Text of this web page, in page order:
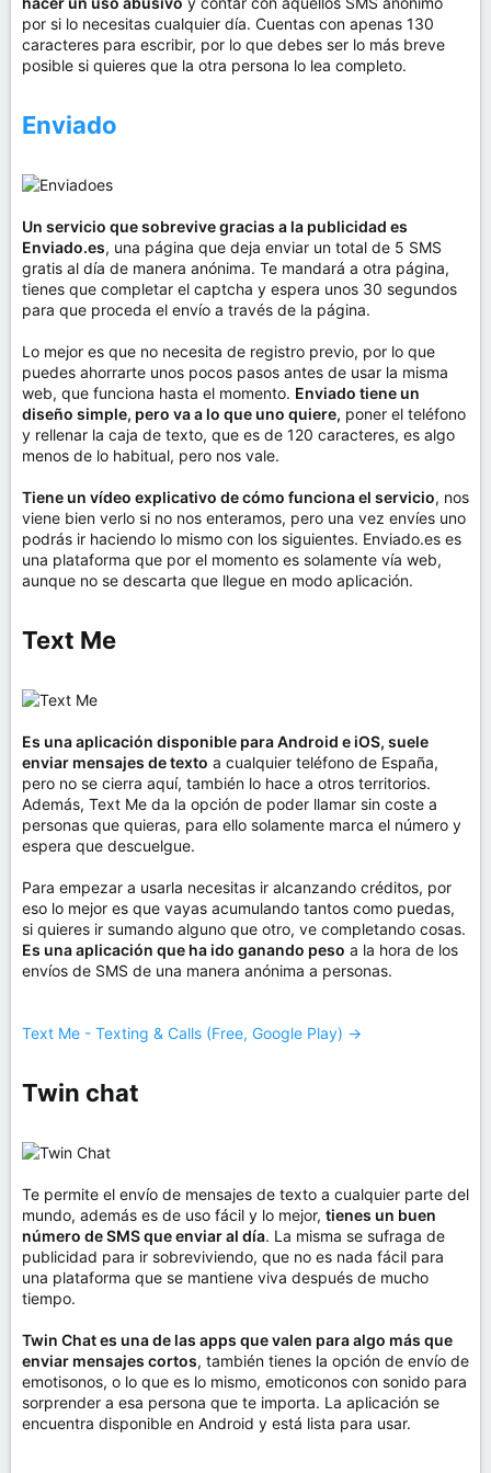
por si lo necesitas cualquier día. Cuentas con apenas 130
caracteres para escribir, por lo que debes ser lo más breve
posible si quieres que la otra persona lo lea completo.
Enviado
Un servicio que sobrevive gracias a la publicidad es
Enviado.es, una página que deja enviar un total de 5 SMS
gratis al día de manera anónima. Te mandará a otra página,
tienes que completar el captcha y espera unos 30 segundos
para que proceda el envío a través de la página.
Lo mejor es que no necesita de registro previo, por lo que
puedes ahorrarte unos pocos pasos antes de usar la misma
web, que funciona hasta el momento. Enviado tiene un
diseño simple, pero va a lo que uno quiere, poner el teléfono
y rellenar la caja de texto, que es de 120 caracteres, es algo
menos de lo habitual, pero nos vale.
Tiene un vídeo explicativo de cómo funciona el servicio, nos
viene bien verlo si no nos enteramos, pero una vez envíes uno
podrás ir haciendo lo mismo con los siguientes. Enviado.es es
una plataforma que por el momento es solamente vía web,
aunque no se descarta que llegue en modo aplicación.
Text Me​
Es una aplicación disponible para Android e iOS, suele
enviar mensajes de texto a cualquier teléfono de España,
pero no se cierra aquí, también lo hace a otros territorios.
Además, Text Me da la opción de poder llamar sin coste a
personas que quieras, para ello solamente marca el número y
espera que descuelgue.
Para empezar a usarla necesitas ir alcanzando créditos, por
eso lo mejor es que vayas acumulando tantos como puedas,
si quieres ir sumando alguno que otro, ve completando cosas.
Es una aplicación que ha ido ganando peso a la hora de los
envíos de SMS de una manera anónima a personas.
Text Me - Texting & Calls (Free, Google Play) →
Twin chat​
Te permite el envío de mensajes de texto a cualquier parte del
mundo, además es de uso fácil y lo mejor, tienes un buen
número de SMS que enviar al día. La misma se sufraga de
publicidad para ir sobreviviendo, que no es nada fácil para
una plataforma que se mantiene viva después de mucho
tiempo.
Twin Chat es una de las apps que valen para algo más que
enviar mensajes cortos, también tienes la opción de envío de
emotisonos, o lo que es lo mismo, emoticonos con sonido para
sorprender a esa persona que te importa. La aplicación se
encuentra disponible en Android y está lista para usar.